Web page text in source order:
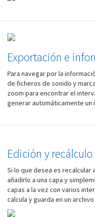
Exportación e
Para navegar por la
de ficheros de sonido y
zoom para encontrar el
generar automáticamente un
Edición y recálculo
Si lo que desea es recalcular
añadirlo a una capa y
capas a la vez con varios
calcula y guarda en un